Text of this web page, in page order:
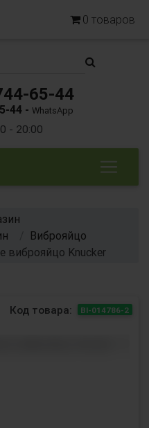
0 товаров
65-44
44 - WhatsApp
- 20:00
Виброяйцо
виброяйцо Knucker
Код товара: BI-014786-2